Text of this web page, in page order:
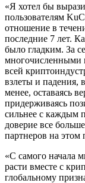
«Я хотел бы
пользователям
отношение в
последние 7 лет.
было гладким. За
многочисленными
всей
взлеты и падения,
менее, оставаясь
придерживаясь
сильнее с каждым
доверие все
партнеров на
«С самого начала
расти вместе с
глобальному